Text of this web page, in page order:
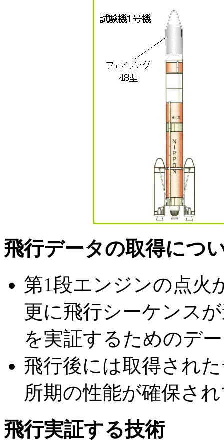
飛行データの取得につ
第1段エンジンの点火
更に飛行シーケンス
を実証するためのデ
飛行後には取得され
所期の性能が確保さ
飛行実証する技術